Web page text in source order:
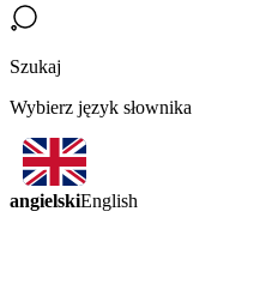
Szukaj
Wybierz język słownika
angielskiEnglish